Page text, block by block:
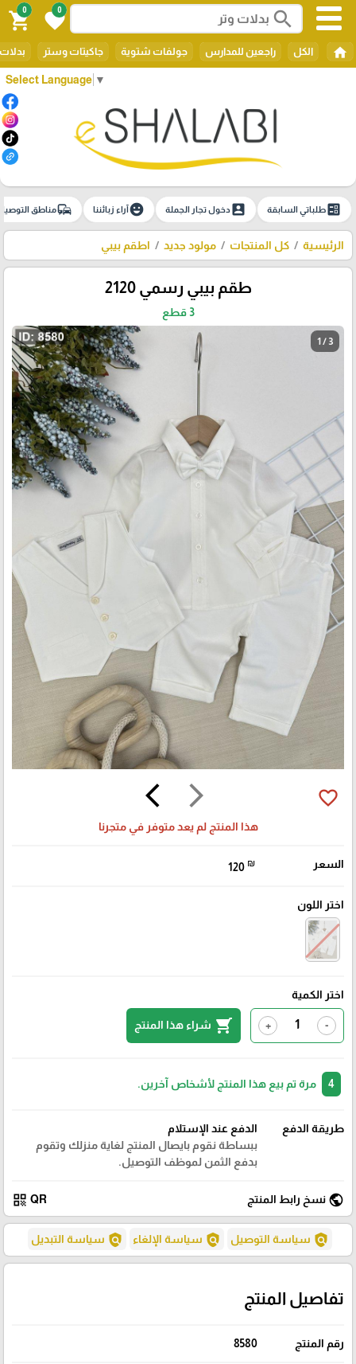
Select Language ▼
search
0
favorite
0
shopping_cart
home الكل راجعين للمدارس جولفات شتوية جاكيتات وستر
ballotطلباتي السابقة account_boxدخول تجار الجملة emoji_emotionsآراء زبائننا commuteمناطق
الرئيسية كل المنتجات مولود جديد اطقم بيبي
طقم بيبي رسمي 2120
3 قطع
1 / 3
arrow_forward_ios
arrow_back_ios favorite_border
هذا المنتج لم يعد متوفر في متجرنا
السعر 120 ₪
اختر اللون
اختر الكمية
-
+
shopping_cart شراء هذا المنتج
مرة تم بيع هذا المنتج لأشخاص آخرين.
طريقة الدفع
الدفع عند الإستلام
ببساطة نقوم بايصال المنتج لغاية منزلك وتقوم
بدفع الثمن لموظف التوصيل.
public نسخ رابط المنتج QR
qr_code
policy سياسة التوصيل policy سياسة الإلغاء policy سياسة التبديل
تفاصيل المنتج
رقم المنتج 8580